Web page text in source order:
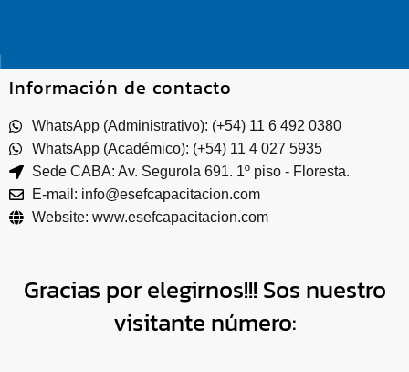
Información de contacto
WhatsApp (Administrativo): (+54) 11 6 492 0380
WhatsApp (Académico): (+54) 11 4 027 5935
Sede CABA: Av. Segurola 691. 1º piso - Floresta.
E-mail: info@esefcapacitacion.com
Website: www.esefcapacitacion.com
Gracias por elegirnos!!! Sos nuestro
visitante número: